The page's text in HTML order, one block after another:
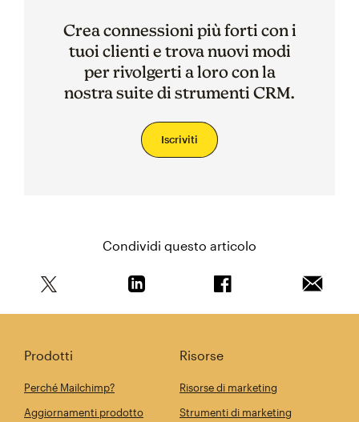
Crea connessioni più forti con i
tuoi clienti e trova nuovi modi
per rivolgerti a loro con la
nostra suite di strumenti CRM.
Iscriviti
Condividi questo articolo
Prodotti
Perché Mailchimp?
Aggiornamenti prodotto
Risorse
Risorse di marketing
Strumenti di marketing